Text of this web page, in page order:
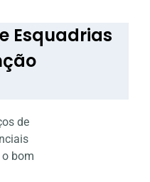
Esquadrias
de
bom